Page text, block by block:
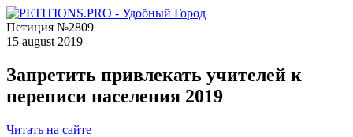
Петиция №2809
15 august 2019
Запретить привлекать учителей к
переписи населения 2019
Читать на сайте